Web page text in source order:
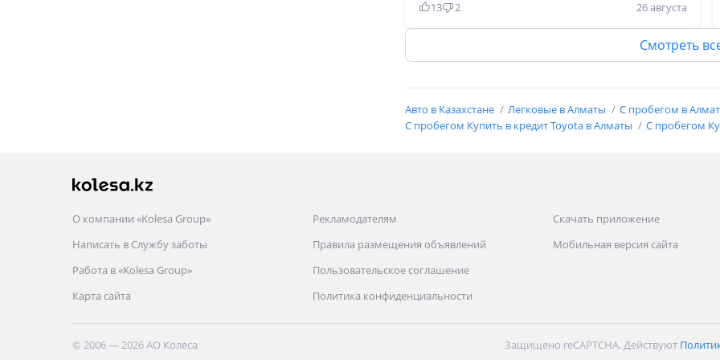
комфортабельный, салон вместительный как
Камри, багажник большой, денег не требует
масло поменял ездишь и ездишь и все. Шумка
наслаждайтесь очень хорошая и долговечная
машина! Всем удачи если возьмете точно не
13 2 26 августа
Смотреть
Авто в Казахстане Легковые в Алматы С пробегом в
С пробегом Купить в кредит Toyota в Алматы
С пробегом
О компании «Kolesa Group»
Написать в Службу заботы
Работа в «Kolesa Group»
Карта сайта
Рекламодателям
Правила размещения объявлений
Пользовательское соглашение
Политика конфиденциальности
Скачать приложение
Мобильная версия сайта
© 2006 — 2026 АО Колеса Защищено reCAPTCHA. Действуют